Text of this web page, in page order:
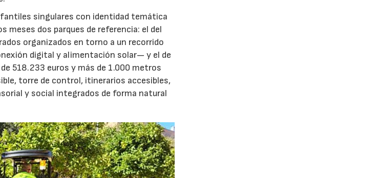
singulares con identidad temática
meses dos parques de referencia: el del
organizados en torno a un recorrido
digital y alimentación solar— y el de
518.233 euros y más de 1.000 metros
torre de control, itinerarios accesibles,
y social integrados de forma natural